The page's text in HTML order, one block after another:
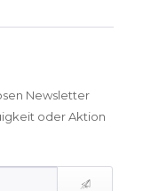
Newsletter
oder Aktion